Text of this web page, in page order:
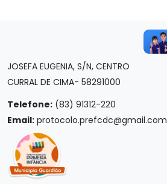
JOSEFA EUGENIA, S/N, CENTRO
CURRAL DE CIMA- 58291000
Telefone: (83) 91312-220
Email: protocolo.prefcdc@gmail.com